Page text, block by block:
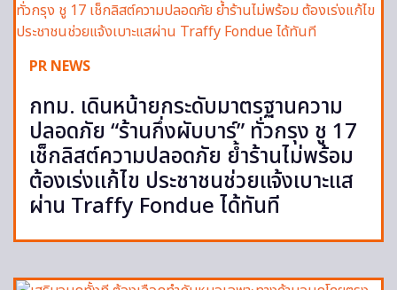
PR NEWS
กทม. เดินหน้ายกระดับมาตรฐานความ
ปลอดภัย “ร้านกึ่งผับบาร์” ทั่วกรุง ชู 17
เช็กลิสต์ความปลอดภัย ย้ำร้านไม่พร้อม
ต้องเร่งแก้ไข ประชาชนช่วยแจ้งเบาะแส
ผ่าน Traffy Fondue ได้ทันที